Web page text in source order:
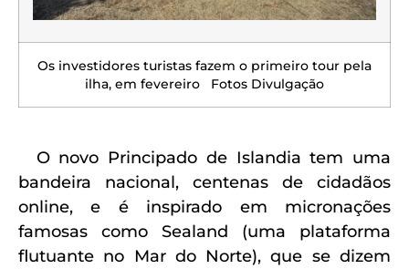
Os investidores turistas fazem o primeiro tour pela
ilha, em fevereiro Fotos Divulgação
O novo Principado de Islandia tem uma
bandeira nacional, centenas de cidadãos
online, e é inspirado em micronações
famosas como Sealand (uma plataforma
flutuante no Mar do Norte), que se dizem